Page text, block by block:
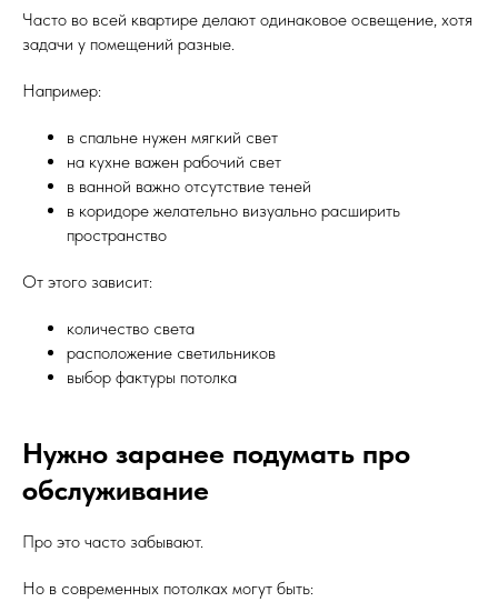
Часто во всей квартире делают одинаковое освещение, хотя
задачи у помещений разные.
Например:
в спальне нужен мягкий свет
на кухне важен рабочий свет
в ванной важно отсутствие теней
в коридоре желательно визуально расширить
пространство
От этого зависит:
количество света
расположение светильников
выбор фактуры потолка
Нужно заранее подумать про
обслуживание
Про это часто забывают.
Но в современных потолках могут быть: